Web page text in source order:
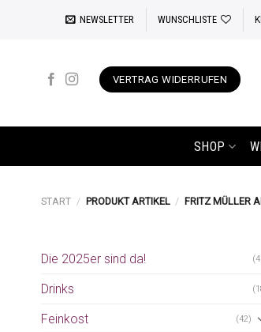
NEWSLETTER WUNSCHLISTE
VERTRAG WIDERRUFEN
SHOP
START / PRODUKT ARTIKEL / FRITZ MÜLLER
Die 2025er sind da!
Drinks
Feinkost (42)